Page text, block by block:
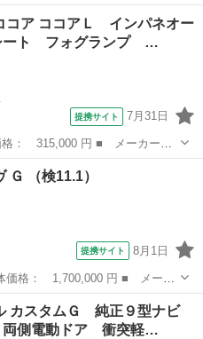
ト ■ グレード名： カスタム
軽減装置 両側電動ドア ハー
コア ココアＬ インパネオー
ート フォグランプ …
提携サイト 7月31日
コア ■ グレード名： ココア
フォグランプ アルミホイー
Ｇ （検11.1）
提携サイト 8月1日
ヴ ■ グレード名： Ｇ ■ 排
ミッション： CVT ...
カスタムＧ 純正９型ナビ
側電動ドア 衝突軽…